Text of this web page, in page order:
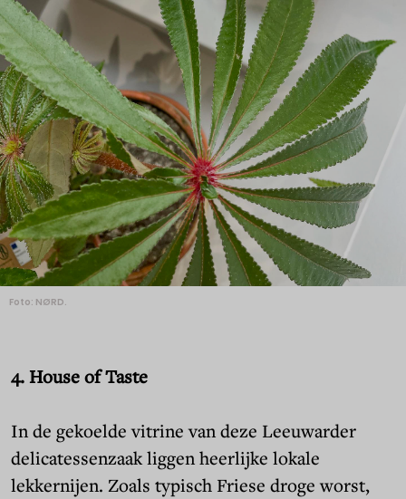
Foto: NØRD.
4. House of Taste
In de gekoelde vitrine van deze Leeuwarder
delicatessenzaak liggen heerlijke lokale
lekkernijen. Zoals typisch Friese droge worst,